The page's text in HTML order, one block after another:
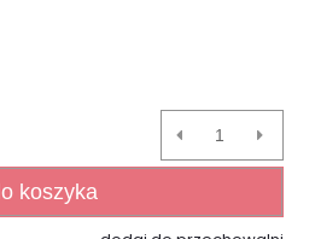
koszyka